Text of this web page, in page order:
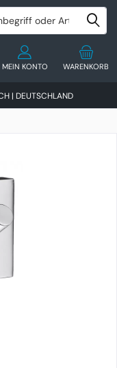
| DEUTSCHLAND
WARENKORB
MEIN KONTO